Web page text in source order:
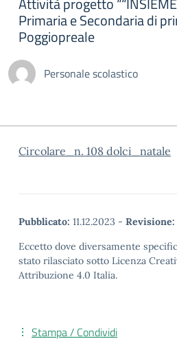
Primaria e Secondaria di
Poggiopreale
Personale scolastico
Circolare_n. 108 dolci_natale
Pubblicato: 11.12.2023 - Revisione:
Eccetto dove diversamente
stato rilasciato sotto Licenza
Attribuzione 4.0 Italia.
Stampa / Condividi